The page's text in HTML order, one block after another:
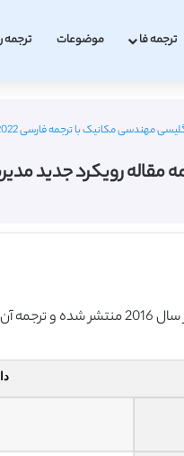
ترجمه فا موضوعات ترجمه
مهندسی مکانیک با ترجمه فارسی 2022 - 2023
رویکرد جدید مدیریت برای